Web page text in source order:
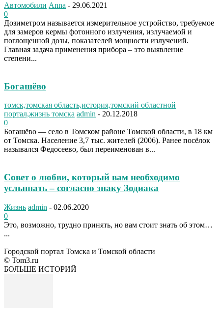
Автомобили Anna - 29.06.2021
0
Дозиметром называется измерительное устройство, требуемое
для замеров кермы фотонного излучения, излучаемой и
поглощенной дозы, показателей мощности излучений.
Главная задача применения прибора – это выявление
степени...
Богашёво
томск,томская область,история,томский областной
портал,жизнь томска admin - 20.12.2018
0
Богашёво — село в Томском районе Томской области, в 18 км
от Томска. Население 3,7 тыс. жителей (2006). Ранее посёлок
назывался Федосеево, был переименован в...
Совет о любви, который вам необходимо
услышать – согласно знаку Зодиака
Жизнь admin - 02.06.2020
0
Это, возможно, трудно принять, но вам стоит знать об этом…
...
Городской портал Томска и Томской области
© Tom3.ru
БОЛЬШЕ ИСТОРИЙ